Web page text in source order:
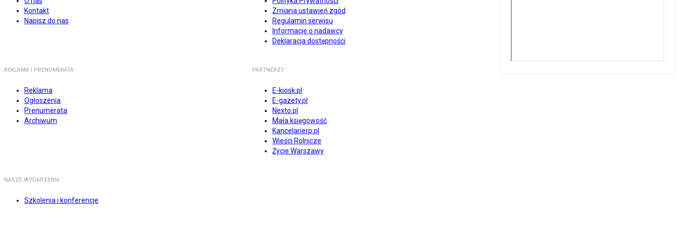
Kontakt
Napisz do nas
Zmiana ustawień zgód
Regulamin serwisu
Informacje o nadawcy
Deklaracja dostępności
REKLAMA I PRENUMERATA
Reklama
Ogłoszenia
Prenumerata
Archiwum
PARTNERZY
E-kiosk.pl
E-gazety.pl
Nexto.pl
Mała księgowość
Kancelarierp.pl
Wieści Rolnicze
Życie Warszawy
NASZE WYDARZENIA
Szkolenia i konferencje